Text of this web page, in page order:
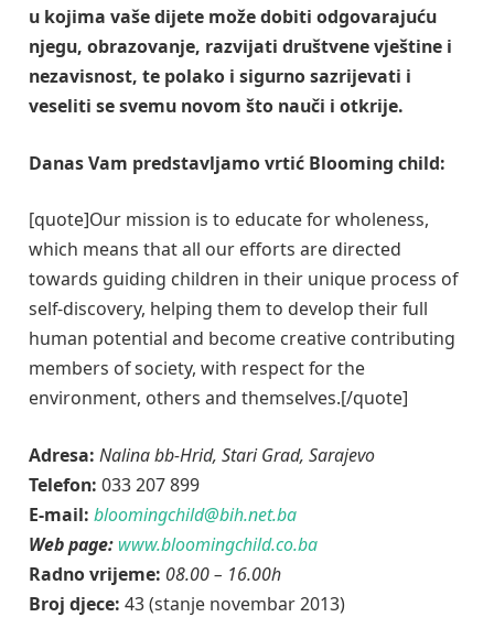
u kojima vaše dijete može dobiti odgovarajuću
njegu, obrazovanje, razvijati društvene vještine i
nezavisnost, te polako i sigurno sazrijevati i
veseliti se svemu novom što nauči i otkrije.
Danas Vam predstavljamo vrtić Blooming child:
[quote]Our mission is to educate for wholeness,
which means that all our efforts are directed
towards guiding children in their unique process of
self-discovery, helping them to develop their full
human potential and become creative contributing
members of society, with respect for the
environment, others and themselves.[/quote]
Adresa: Nalina bb-Hrid, Stari Grad, Sarajevo
Telefon: 033 207 899
E-mail: bloomingchild@bih.net.ba
Web page: www.bloomingchild.co.ba
Radno vrijeme: 08.00 – 16.00h
Broj djece: 43 (stanje novembar 2013)